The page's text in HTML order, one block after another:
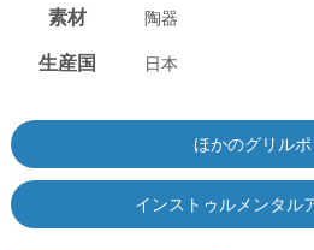
素材 陶器
生産国 日本
ほかのグリルポ
インストゥルメンタル